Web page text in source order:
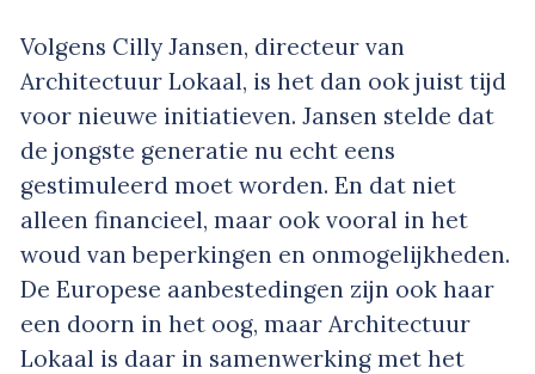
Volgens Cilly Jansen, directeur van
Architectuur Lokaal, is het dan ook juist tijd
voor nieuwe initiatieven. Jansen stelde dat
de jongste generatie nu echt eens
gestimuleerd moet worden. En dat niet
alleen financieel, maar ook vooral in het
woud van beperkingen en onmogelijkheden.
De Europese aanbestedingen zijn ook haar
een doorn in het oog, maar Architectuur
Lokaal is daar in samenwerking met het